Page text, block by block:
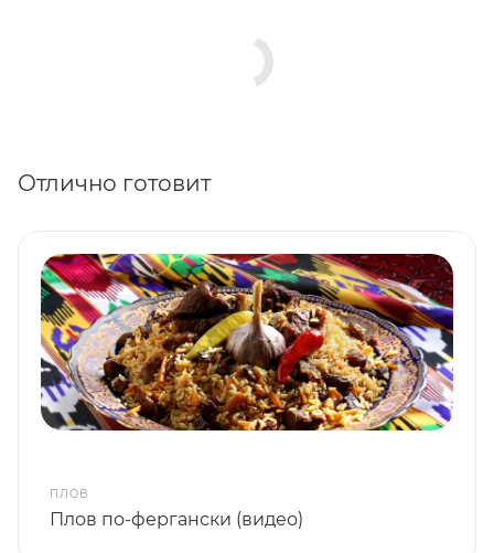
Отлично готовит
ПЛОВ
Плов по-фергански (видео)